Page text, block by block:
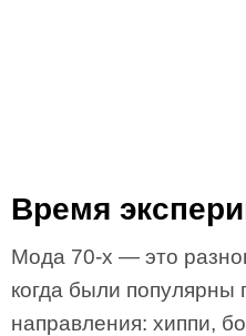
Время
Мода 70-х — это
когда были
направления: хиппи,